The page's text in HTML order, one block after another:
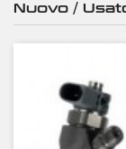
Nuovo /